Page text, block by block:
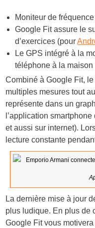
Moniteur de
Google Fit assure le
d’exercices (pour
Le GPS intégré à la
téléphone à la
Combiné à Google Fit,
multiples mesures tout
représente dans un
l’application
et aussi sur internet).
lecture constante
La dernière mise à jour
plus ludique. En plus de
Google Fit vous